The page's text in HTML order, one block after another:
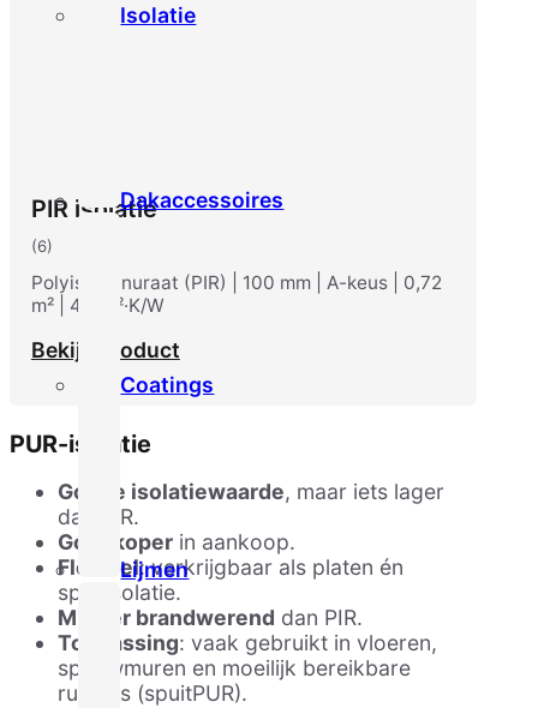
Isolatie
Dakaccessoires
Coatings
Lijmen
PIR isolatie
(6)
Polyisocianuraat (PIR) | 100 mm | A-keus | 0,72
m² | 4,5 m²·K/W
Bekijk product
PUR-isolatie
Goede isolatiewaarde, maar iets lager
dan PIR.
Goedkoper in aankoop.
Flexibel: verkrijgbaar als platen én
spuitisolatie.
Minder brandwerend dan PIR.
Toepassing: vaak gebruikt in vloeren,
spouwmuren en moeilijk bereikbare
ruimtes (spuitPUR).